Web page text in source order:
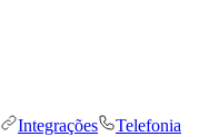
Integrações
Telefonia